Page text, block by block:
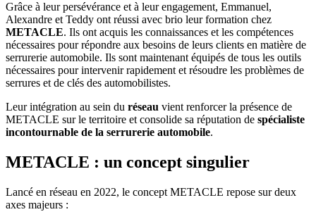
Grâce à leur persévérance et à leur engagement, Emmanuel,
Alexandre et Teddy ont réussi avec brio leur formation chez
METACLE. Ils ont acquis les connaissances et les compétences
nécessaires pour répondre aux besoins de leurs clients en matière de
serrurerie automobile. Ils sont maintenant équipés de tous les outils
nécessaires pour intervenir rapidement et résoudre les problèmes de
serrures et de clés des automobilistes.
Leur intégration au sein du réseau vient renforcer la présence de
METACLE sur le territoire et consolide sa réputation de spécialiste
incontournable de la serrurerie automobile.
METACLE : un concept singulier
Lancé en réseau en 2022, le concept METACLE repose sur deux
axes majeurs :